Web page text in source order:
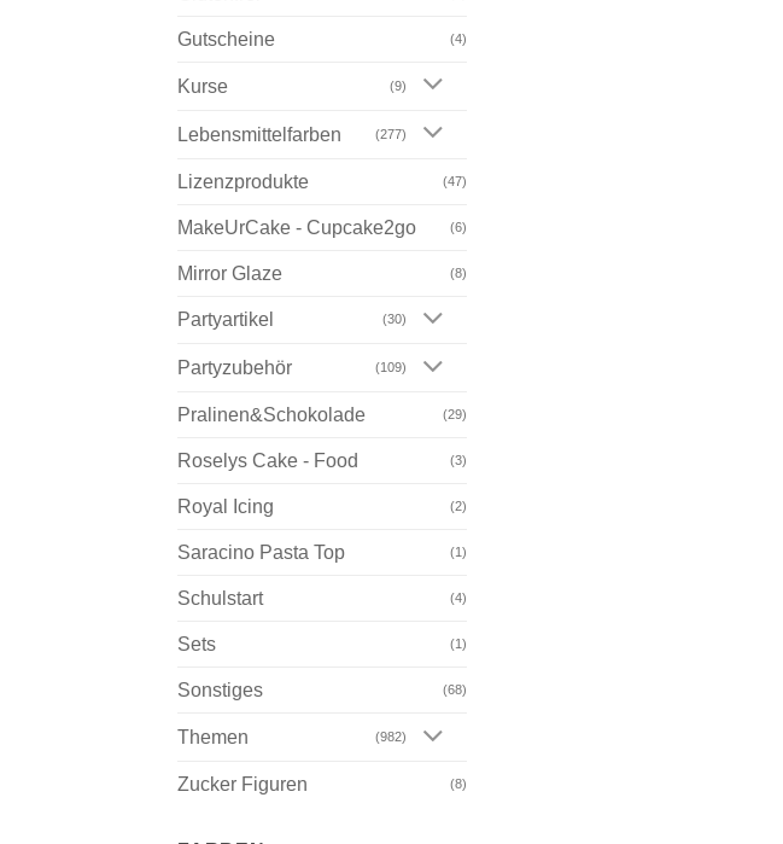
Gutscheine (4)
Kurse (9)
Lebensmittelfarben (277)
Lizenzprodukte (47)
MakeUrCake - Cupcake2go (6)
Mirror Glaze (8)
Partyartikel (30)
Partyzubehör (109)
Pralinen&Schokolade (29)
Roselys Cake - Food (3)
Royal Icing (2)
Saracino Pasta Top (1)
Schulstart (4)
Sets (1)
Sonstiges (68)
Themen (982)
Zucker Figuren (8)